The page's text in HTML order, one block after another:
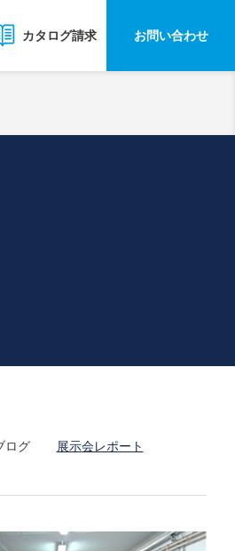
カタログ請求 お問い合わせ
ログ
展示会レポート